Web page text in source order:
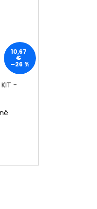
10,67
€
–26 %
KIT -